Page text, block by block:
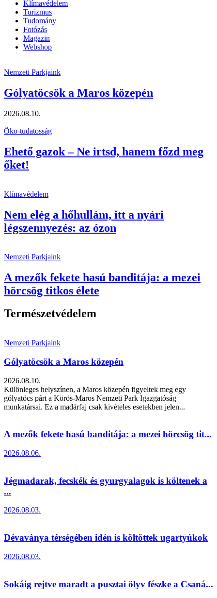
Klímavédelem
Turizmus
Tudomány
Fotózás
Magazin
Webshop
Nemzeti Parkjaink
Gólyatöcsök a Maros közepén
2026.08.10.
Öko-tudatosság
Ehető gazok – Ne irtsd, hanem főzd meg
őket!
Klímavédelem
Nem elég a hőhullám, itt a nyári
légszennyezés: az ózon
Nemzeti Parkjaink
A mezők fekete hasú banditája: a mezei
hörcsög titkos élete
Természetvédelem
Nemzeti Parkjaink
Gólyatöcsök a Maros közepén
2026.08.10.
Különleges helyszínen, a Maros közepén figyeltek meg egy
gólyatöcs párt a Körös-Maros Nemzeti Park Igazgatóság
munkatársai. Ez a madárfaj csak kivételes esetekben jelen...
A mezők fekete hasú banditája: a mezei hörcsög tit...
2026.08.06.
Jégmadarak, fecskék és gyurgyalagok is költenek a
...
2026.08.03.
Dévaványa térségében idén is költöttek ugartyúkok
2026.08.03.
Sokáig rejtve maradt a pusztai ölyv fészke a Csaná...